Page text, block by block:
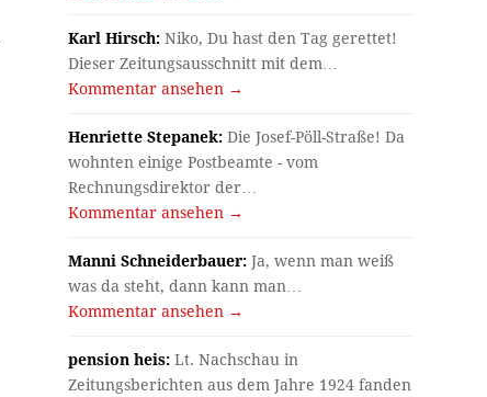
Karl Hirsch: Niko, Du hast den Tag gerettet!
Dieser Zeitungsausschnitt mit dem…
Kommentar ansehen →
Henriette Stepanek: Die Josef-Pöll-Straße! Da
wohnten einige Postbeamte - vom
Rechnungsdirektor der…
Kommentar ansehen →
Manni Schneiderbauer: Ja, wenn man weiß
was da steht, dann kann man…
Kommentar ansehen →
pension heis: Lt. Nachschau in
Zeitungsberichten aus dem Jahre 1924 fanden